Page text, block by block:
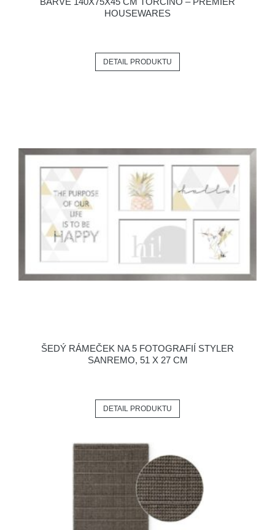
HOUSEWARES
DETAIL PRODUKTU
ŠEDÝ RÁMEČEK NA 5 FOTOGRAFIÍ STYLER
SANREMO, 51 X 27 CM
DETAIL PRODUKTU